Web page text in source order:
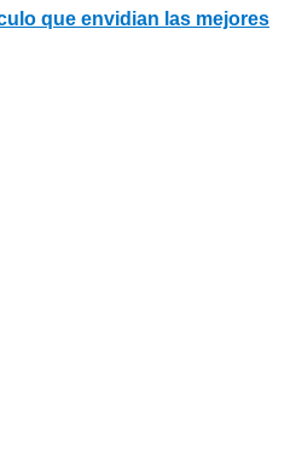
que envidian las mejores